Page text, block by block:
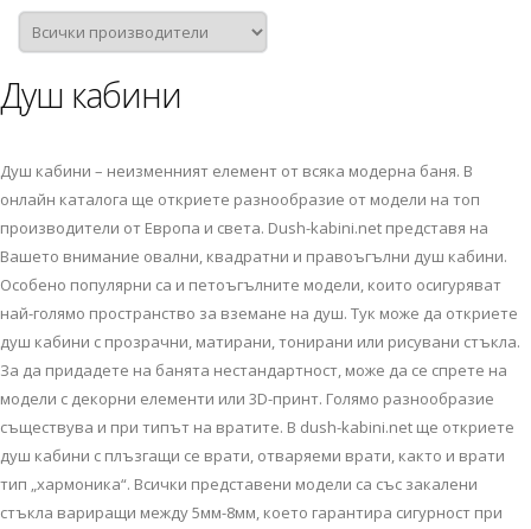
Душ кабини
Душ кабини – неизменният елемент от всяка модерна баня. В
онлайн каталога ще откриете разнообразие от модели на топ
производители от Европа и света. Dush-kabini.net представя на
Вашето внимание овални, квадратни и правоъгълни душ кабини.
Особено популярни са и петоъгълните модели, които осигуряват
най-голямо пространство за вземане на душ. Тук може да откриете
душ кабини с прозрачни, матирани, тонирани или рисувани стъкла.
За да придадете на банята нестандартност, може да се спрете на
модели с декорни елементи или 3D-принт. Голямо разнообразие
съществува и при типът на вратите. В dush-kabini.net ще откриете
душ кабини с плъзгащи се врати, отваряеми врати, както и врати
тип „хармоника“. Всички представени модели са със закалени
стъкла вариращи между 5мм-8мм, което гарантира сигурност при